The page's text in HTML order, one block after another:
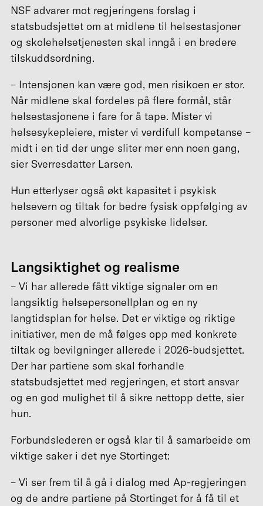
NSF advarer mot regjeringens forslag i
statsbudsjettet om at midlene til helsestasjoner
og skolehelsetjenesten skal inngå i en bredere
tilskuddsordning.
– Intensjonen kan være god, men risikoen er stor.
Når midlene skal fordeles på flere formål, står
helsestasjonene i fare for å tape. Mister vi
helsesykepleiere, mister vi verdifull kompetanse –
midt i en tid der unge sliter mer enn noen gang,
sier Sverresdatter Larsen.
Hun etterlyser også økt kapasitet i psykisk
helsevern og tiltak for bedre fysisk oppfølging av
personer med alvorlige psykiske lidelser.
Langsiktighet og realisme
– Vi har allerede fått viktige signaler om en
langsiktig helsepersonellplan og en ny
langtidsplan for helse. Det er viktige og riktige
initiativer, men de må følges opp med konkrete
tiltak og bevilgninger allerede i 2026-budsjettet.
Der har partiene som skal forhandle
statsbudsjettet med regjeringen, et stort ansvar
og en god mulighet til å sikre nettopp dette, sier
hun.
Forbundslederen er også klar til å samarbeide om
viktige saker i det nye Stortinget:
– Vi ser frem til å gå i dialog med Ap-regjeringen
og de andre partiene på Stortinget for å få til et